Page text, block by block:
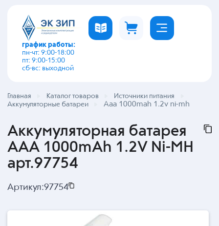
график работы:
пн-чт: 9:00-18:00
пт: 9:00-15:00
сб-вс: выходной
Главная Каталог товаров
Источники питания
Аккумуляторные батареи
Aaa 1000mah 1.2v ni-mh
Аккумуляторная батарея
AAA 1000mAh 1.2V Ni-MH
арт.97754
Артикул:97754